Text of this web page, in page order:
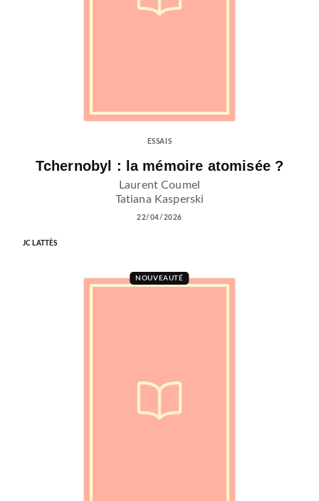
ESSAIS
Tchernobyl : la mémoire atomisée ?
Laurent Coumel
Tatiana Kasperski
22/04/2026
JC LATTÈS
NOUVEAUTÉ